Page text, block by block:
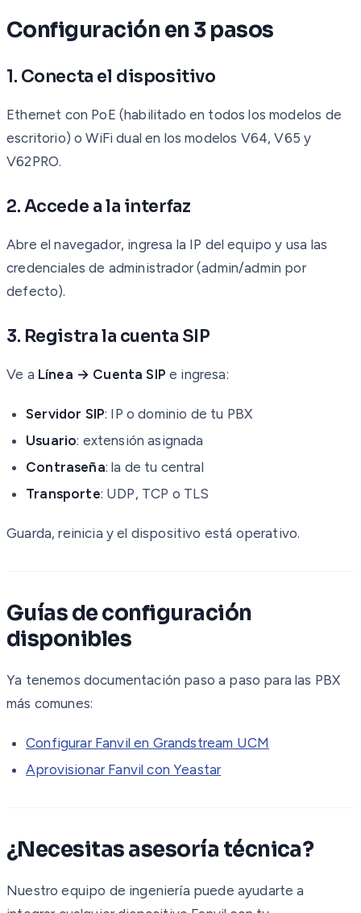
Configuración en 3 pasos
1. Conecta el dispositivo
Ethernet con PoE (habilitado en todos los modelos de
escritorio) o WiFi dual en los modelos V64, V65 y
V62PRO.
2. Accede a la interfaz
Abre el navegador, ingresa la IP del equipo y usa las
credenciales de administrador (admin/admin por
defecto).
3. Registra la cuenta SIP
Ve a Línea → Cuenta SIP e ingresa:
Servidor SIP: IP o dominio de tu PBX
Usuario: extensión asignada
Contraseña: la de tu central
Transporte: UDP, TCP o TLS
Guarda, reinicia y el dispositivo está operativo.
Guías de configuración
disponibles
Ya tenemos documentación paso a paso para las PBX
más comunes:
Configurar Fanvil en Grandstream UCM
Aprovisionar Fanvil con Yeastar
¿Necesitas asesoría técnica?
Nuestro equipo de ingeniería puede ayudarte a